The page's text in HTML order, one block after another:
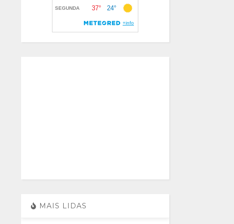
MAIS LIDAS